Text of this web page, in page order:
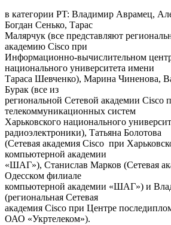
в категории PT: Владимир Аврамец,
Богдан Сенько, Тарас
Малярчук (все представляют
академию Cisco при
Информационно-вычислительном
национального университета имени
Тараса Шевченко), Марина Чиненова,
Бурак (все из
региональной Сетевой академии Cisco
телекоммуникационных систем
Харьковского национального
радиоэлектроники), Татьяна Болотова
(Сетевая академия Cisco при
компьютерной академии
«ШАГ»), Станислав Марков (Сетевая
Одесском филиале
компьютерной академии «ШАГ») и
(региональная Сетевая
академия Cisco при Центре
ОАО «Укртелеком»).